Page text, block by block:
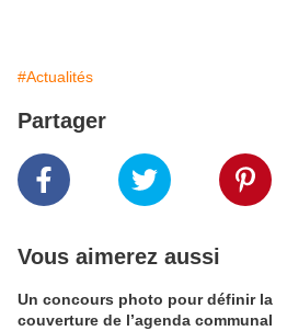
#Actualités
Partager
Vous aimerez aussi
Un concours photo pour définir la
couverture de l’agenda communal